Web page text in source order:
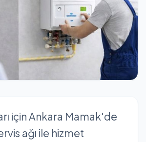
için Ankara Mamak'de
ağı ile hizmet